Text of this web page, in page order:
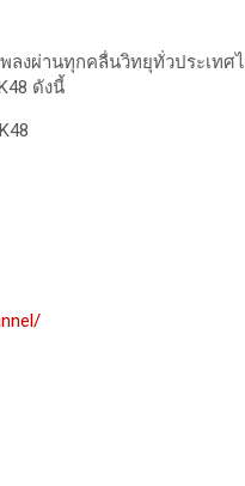
านทุกคลื่นวิทยุทั่วประเทศไ
ดังนี้